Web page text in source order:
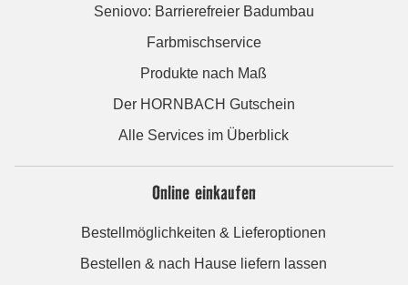
Seniovo: Barrierefreier Badumbau
Farbmischservice
Produkte nach Maß
Der HORNBACH Gutschein
Alle Services im Überblick
Online einkaufen
Bestellmöglichkeiten & Lieferoptionen
Bestellen & nach Hause liefern lassen